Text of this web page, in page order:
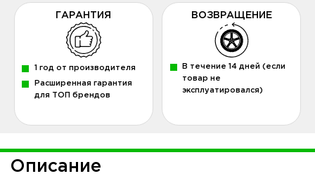
ГАРАНТИЯ
1 год от производителя
Расширенная гарантия
для ТОП брендов
ВОЗВРАЩЕНИЕ
В течение 14 дней (если
товар не
эксплуатировался)
Описание